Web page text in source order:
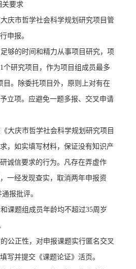
关要求
庆市哲学社会科学规划研究项目管
申报。
够的时间和精力从事项目研究，项
1个研究项目，作为项目组成员最多
目。除委托项目外，原则上对有在
立项。应避免一题多报、交叉申请
大庆市哲学社会科学规划研究项目
，如实填写材料，保证没有知识产
诚信要求的行为。凡存在弄虚作
一经发现查实，取消两年申报资
报批评。
课题组成员年龄均不超过35周岁
公正性，对申报课题实行匿名交叉
写并提交《课题论证》活页。